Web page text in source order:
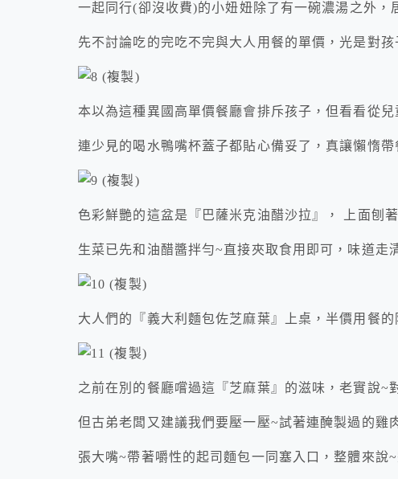
一起同行(卻沒收費)的小妞妞除了有一碗濃湯之外，
先不討論吃的完吃不完與大人用餐的單價，光是對孩
本以為這種異國高單價餐廳會排斥孩子，但看看從兒
連少見的喝水鴨嘴杯蓋子都貼心備妥了，真讓懶惰帶
色彩鮮艷的這盆是『巴薩米克油醋沙拉』， 上面刨
生菜已先和油醋醬拌勻~直接夾取食用即可，味道走
大人們的『義大利麵包佐芝麻葉』上桌，半價用餐的
之前在別的餐廳嚐過這『芝麻葉』的滋味，老實說~
但古弟老闆又建議我們要壓一壓~試著連醃製過的雞
張大嘴~帶著嚼性的起司麵包一同塞入口，整體來說